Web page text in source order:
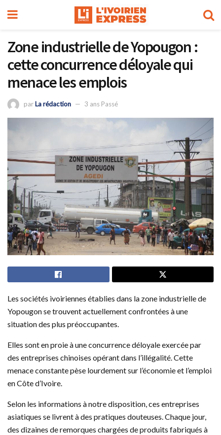
Zone industrielle de Yopougon :
cette concurrence déloyale qui
menace les emplois
parLa rédaction 3 ans Passé
Les sociétés ivoiriennes établies dans la zone industrielle de
Yopougon se trouvent actuellement confrontées à une
situation des plus préoccupantes.
Elles sont en proie à une concurrence déloyale exercée par
des entreprises chinoises opérant dans l’illégalité. Cette
menace constante pèse lourdement sur l’économie et l’emploi
en Côte d’Ivoire.
Selon les informations à notre disposition, ces entreprises
asiatiques se livrent à des pratiques douteuses. Chaque jour,
des dizaines de remorques chargées de produits fabriqués à